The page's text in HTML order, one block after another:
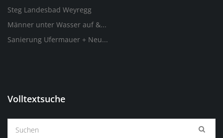
Steg Landesbad Weyregg
Männer unter Wasser auf &...
Sanierung Ufermauer + Neu...
Volltextsuche